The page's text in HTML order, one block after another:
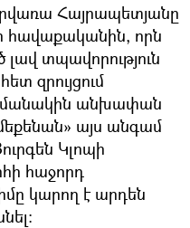
Հայրապետյանը
հավաքականին, որն
լավ տպավորություն
զրույցում
անխափան
այս անգամ
Կլոպի
հաջորդ
կարող է արդեն